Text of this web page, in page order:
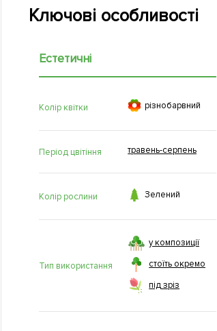
Ключові особливості
Естетичні
Колір квітки  рiзнобарвний
Період цвітіння травень-серпень
Колір рослини  Зелений
Тип використання
у композиції
стоїть окремо
під зріз